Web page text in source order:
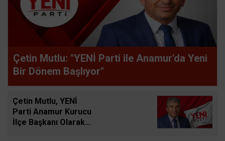
Çetin Mutlu: "YENİ Parti ile Anamur'da Yeni
Bir Dönem Başlıyor"
Çetin Mutlu, YENİ
Parti Anamur Kurucu
İlçe Başkanı Olarak